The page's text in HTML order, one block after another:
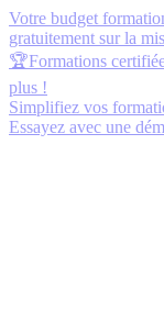
Votre budget
gratuitement sur la
🏆Formations
plus !
Simplifiez vos
Essayez avec une